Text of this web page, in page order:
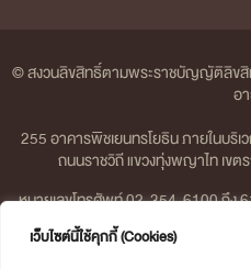
เว็บไซต์นี้ใช้คุกกี้ (Cookies)
© สงวนลิขสิทธิ์ตามพระราชบัญญัติลิขสิ
อ
255 อาคารพิชเยนทรโยธิน ภายในบริ
ถนนราชวิถี แขวงทุ่งพญาไท เขต
หมายเลขโทรศัพท์ 02-354-6100 ถึง